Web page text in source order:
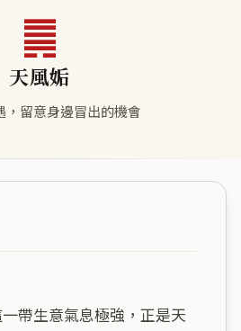
䷫
天風姤
，留意身邊冒出的機會